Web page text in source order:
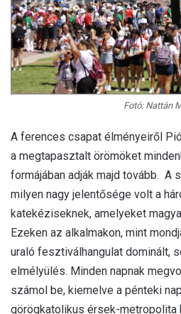
Fotó: Nattán
A ferences csapat élményeiről
a megtapasztalt örömöket
formájában adják majd tovább. A
milyen nagy jelentősége volt a
katekéziseknek, amelyeket
Ezeken az alkalmakon, mint
uraló fesztiválhangulat dominált,
elmélyülés. Minden napnak
számol be, kiemelve a pénteki
görögkatolikus érsek-metropolita